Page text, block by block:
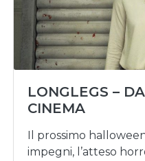
LONGLEGS –
CINEMA
Il prossimo
impegni, l’atteso